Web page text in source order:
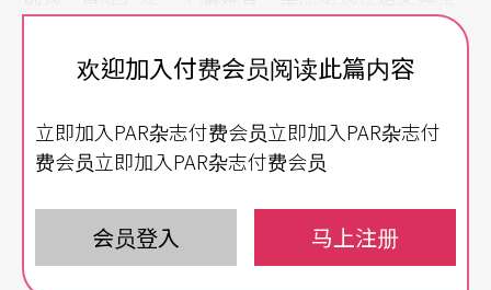
头把一些舞蹈行为现象讽刺了一番，一边说著大家
都听得懂的台词，一边跳著没人看得懂的舞蹈，还
由舞动。
跳出说不清楚的感觉
廿年来还是觉得这支舞耐人寻味。台词述说著舞蹈
欢迎加入付费会员阅读此篇内容
立即加入PAR杂志付费会员立即加入PAR杂志付
费会员立即加入PAR杂志付费会员
会员登入 马上注册